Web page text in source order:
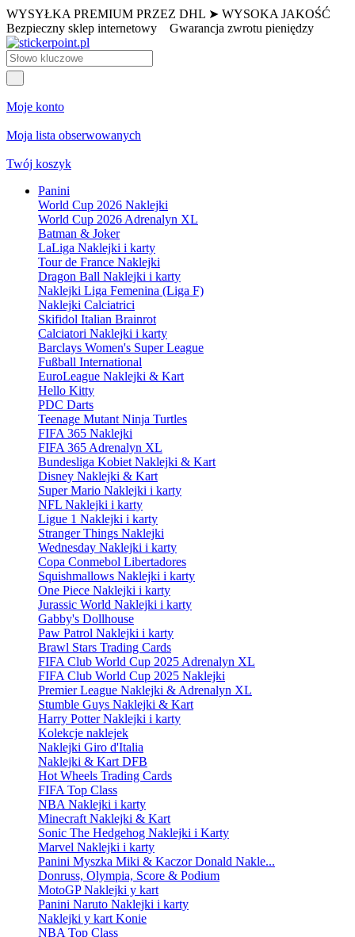
WYSYŁKA PREMIUM PRZEZ DHL ➤ WYSOKA JAKOŚĆ
Bezpieczny sklep internetowy Gwarancja zwrotu pieniędzy
Moje konto
Moja lista obserwowanych
Twój koszyk
Panini
World Cup 2026 Naklejki
World Cup 2026 Adrenalyn XL
Batman & Joker
LaLiga Naklejki i karty
Tour de France Naklejki
Dragon Ball Naklejki i karty
Naklejki Liga Femenina (Liga F)
Naklejki Calciatrici
Skifidol Italian Brainrot
Calciatori Naklejki i karty
Barclays Women's Super League
Fußball International
EuroLeague Naklejki & Kart
Hello Kitty
PDC Darts
Teenage Mutant Ninja Turtles
FIFA 365 Naklejki
FIFA 365 Adrenalyn XL
Bundesliga Kobiet Naklejki & Kart
Disney Naklejki & Kart
Super Mario Naklejki i karty
NFL Naklejki i karty
Ligue 1 Naklejki i karty
Stranger Things Naklejki
Wednesday Naklejki i karty
Copa Conmebol Libertadores
Squishmallows Naklejki i karty
One Piece Naklejki i karty
Jurassic World Naklejki i karty
Gabby's Dollhouse
Paw Patrol Naklejki i karty
Brawl Stars Trading Cards
FIFA Club World Cup 2025 Adrenalyn XL
FIFA Club World Cup 2025 Naklejki
Premier League Naklejki & Adrenalyn XL
Stumble Guys Naklejki & Kart
Harry Potter Naklejki i karty
Kolekcje naklejek
Naklejki Giro d'Italia
Naklejki & Kart DFB
Hot Wheels Trading Cards
FIFA Top Class
NBA Naklejki i karty
Minecraft Naklejki & Kart
Sonic The Hedgehog Naklejki i Karty
Marvel Naklejki i karty
Panini Myszka Miki & Kaczor Donald Nakle...
Donruss, Olympia, Score & Podium
MotoGP Naklejki y kart
Panini Naruto Naklejki i karty
Naklejki y kart Konie
NBA Top Class